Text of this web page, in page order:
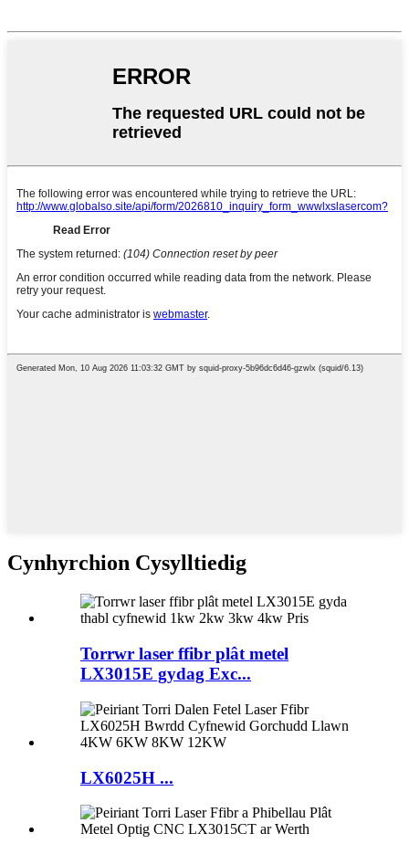
Cynhyrchion Cysylltiedig
Torrwr laser ffibr plât metel
LX3015E gydag Exc...
LX6025H ...